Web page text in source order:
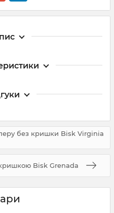
без кришки Bisk Virginia
Bisk Grenada